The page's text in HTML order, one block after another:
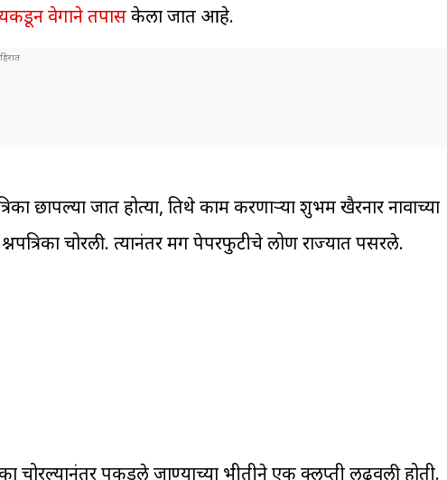
वेगाने तपासकेला जात आहे.
छापल्या जात होत्या, तिथे काम करणाऱ्या शुभम खैरनार नावाच्या
चोरली. त्यानंतर मग पेपरफुटीचे लोण राज्यात पसरले.
चोरल्यानंतर पकडले जाण्याच्या भीतीने एक क्लृप्ती लढवली होती.